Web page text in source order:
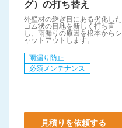
グ）の打ち替え
外壁材の継ぎ目にある劣化した
ゴム状の目地を新しく打ち直
し、雨漏りの原因を根本からシ
ャットアウトします。
雨漏り防止
必須メンテナンス
見積りを依頼する